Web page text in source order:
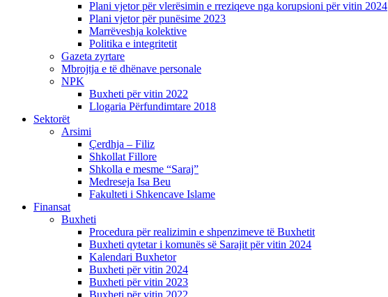
Plani vjetor për vlerësimin e rreziqeve nga korupsioni për vitin 2024
Plani vjetor për punësime 2023
Marrëveshja kolektive
Politika e integritetit
Gazeta zyrtare
Mbrojtja e të dhënave personale
NPK
Buxheti për vitin 2022
Llogaria Përfundimtare 2018
Sektorët
Arsimi
Çerdhja – Filiz
Shkollat Fillore
Shkolla e mesme “Saraj”
Medreseja Isa Beu
Fakulteti i Shkencave Islame
Finansat
Buxheti
Procedura për realizimin e shpenzimeve të Buxhetit
Buxheti qytetar i komunës së Sarajit për vitin 2024
Kalendari Buxhetor
Buxheti për vitin 2024
Buxheti për vitin 2023
Buxheti për vitin 2022